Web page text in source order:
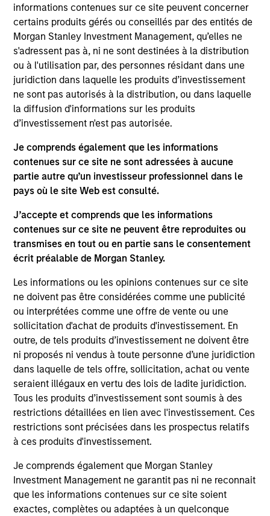
informations contenues sur ce site peuvent concerner
certains produits gérés ou conseillés par des entités de
Morgan Stanley Investment Management, qu’elles ne
s'adressent pas à, ni ne sont destinées à la distribution
ou à l'utilisation par, des personnes résidant dans une
juridiction dans laquelle les produits d’investissement
ne sont pas autorisés à la distribution, ou dans laquelle
la diffusion d'informations sur les produits
d’investissement n'est pas autorisée.
Je comprends également que les informations
contenues sur ce site ne sont adressées à aucune
partie autre qu’un investisseur professionnel dans le
pays où le site Web est consulté.
J’accepte et comprends que les informations
contenues sur ce site ne peuvent être reproduites ou
transmises en tout ou en partie sans le consentement
écrit préalable de Morgan Stanley.
Les informations ou les opinions contenues sur ce site
ne doivent pas être considérées comme une publicité
ou interprétées comme une offre de vente ou une
sollicitation d'achat de produits d'investissement. En
outre, de tels produits d’investissement ne doivent être
ni proposés ni vendus à toute personne d’une juridiction
dans laquelle de tels offre, sollicitation, achat ou vente
seraient illégaux en vertu des lois de ladite juridiction.
Tous les produits d’investissement sont soumis à des
restrictions détaillées en lien avec l'investissement. Ces
restrictions sont précisées dans les prospectus relatifs
à ces produits d'investissement.
Je comprends également que Morgan Stanley
Investment Management ne garantit pas ni ne reconnait
que les informations contenues sur ce site soient
exactes, complètes ou adaptées à un quelconque
What Makes Us Different?
Our team's structuring expertise,
complemented by Morgan Stanley's broad
capabilities and transaction knowledge, enable
us to address a company’s unique capital
needs or idiosyncratic risks.
Tom Cahill
Managing Director
Meet the Team
Tom Cahill
Managing Director
Pedro Teixeira
Managing Director